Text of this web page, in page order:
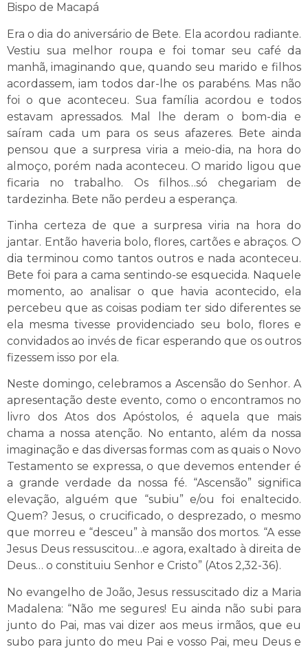
Bispo de Macapá
Era o dia do aniversário de Bete. Ela acordou radiante.
Vestiu sua melhor roupa e foi tomar seu café da
manhã, imaginando que, quando seu marido e filhos
acordassem, iam todos dar-lhe os parabéns. Mas não
foi o que aconteceu. Sua família acordou e todos
estavam apressados. Mal lhe deram o bom-dia e
saíram cada um para os seus afazeres. Bete ainda
pensou que a surpresa viria a meio-dia, na hora do
almoço, porém nada aconteceu. O marido ligou que
ficaria no trabalho. Os filhos…só chegariam de
tardezinha. Bete não perdeu a esperança.
Tinha certeza de que a surpresa viria na hora do
jantar. Então haveria bolo, flores, cartões e abraços. O
dia terminou como tantos outros e nada aconteceu.
Bete foi para a cama sentindo-se esquecida. Naquele
momento, ao analisar o que havia acontecido, ela
percebeu que as coisas podiam ter sido diferentes se
ela mesma tivesse providenciado seu bolo, flores e
convidados ao invés de ficar esperando que os outros
fizessem isso por ela.
Neste domingo, celebramos a Ascensão do Senhor. A
apresentação deste evento, como o encontramos no
livro dos Atos dos Apóstolos, é aquela que mais
chama a nossa atenção. No entanto, além da nossa
imaginação e das diversas formas com as quais o Novo
Testamento se expressa, o que devemos entender é
a grande verdade da nossa fé. “Ascensão” significa
elevação, alguém que “subiu” e/ou foi enaltecido.
Quem? Jesus, o crucificado, o desprezado, o mesmo
que morreu e “desceu” à mansão dos mortos. “A esse
Jesus Deus ressuscitou…e agora, exaltado à direita de
Deus… o constituiu Senhor e Cristo” (Atos 2,32-36).
No evangelho de João, Jesus ressuscitado diz a Maria
Madalena: “Não me segures! Eu ainda não subi para
junto do Pai, mas vai dizer aos meus irmãos, que eu
subo para junto do meu Pai e vosso Pai, meu Deus e